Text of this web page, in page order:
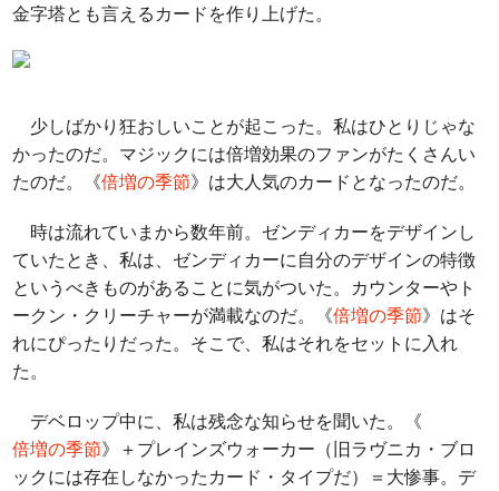
金字塔とも言えるカードを作り上げた。
少しばかり狂おしいことが起こった。私はひとりじゃな
かったのだ。マジックには倍増効果のファンがたくさんい
たのだ。《倍増の季節》は大人気のカードとなったのだ。
時は流れていまから数年前。ゼンディカーをデザインし
ていたとき、私は、ゼンディカーに自分のデザインの特徴
というべきものがあることに気がついた。カウンターやト
ークン・クリーチャーが満載なのだ。《倍増の季節》はそ
れにぴったりだった。そこで、私はそれをセットに入れ
た。
デベロップ中に、私は残念な知らせを聞いた。《
倍増の季節》＋プレインズウォーカー（旧ラヴニカ・ブロ
ックには存在しなかったカード・タイプだ）＝大惨事。デ